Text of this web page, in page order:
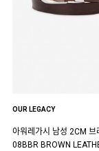
OUR LEGACY
아워레가시 남성 2CM
08BBR BROWN